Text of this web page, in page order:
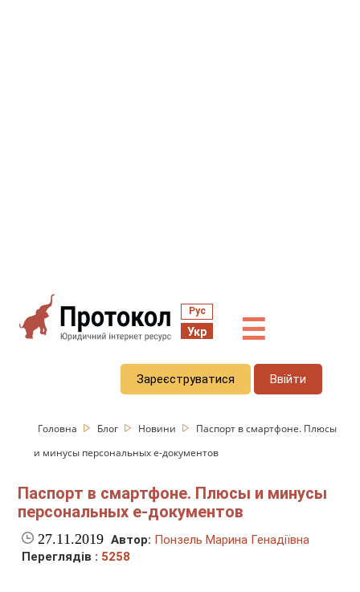
Рус
Укр ☰
Зареєструватися Ввійти
Головна Блог Новини
Паспорт в смартфоне. Плюсы
и минусы персональных е-документов
Паспорт в смартфоне. Плюсы и минусы
персональных е-документов
27.11.2019 Автор: Понзель Марина Генадіївна
Переглядів : 5258